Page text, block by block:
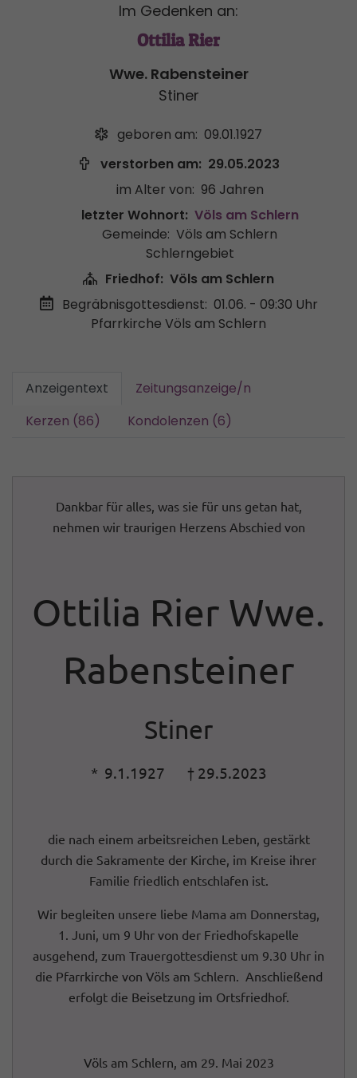
Im Gedenken an:
Ottilia Rier
Wwe. Rabensteiner
Stiner
geboren am: 09.01.1927
verstorben am: 29.05.2023
im Alter von: 96 Jahren
letzter Wohnort: Völs am Schlern
Gemeinde: Völs am Schlern
Schlerngebiet
Friedhof: Völs am Schlern
Begräbnisgottesdienst: 01.06. - 09:30 Uhr
Pfarrkirche Völs am Schlern
Anzeigentext
Zeitungsanzeige/n
Kerzen (86)
Kondolenzen (6)
Dankbar für alles, was sie für uns getan hat,
nehmen wir traurigen Herzens Abschied von
Ottilia Rier Wwe.
Rabensteiner
Stiner
* 9.1.1927 † 29.5.2023
die nach einem arbeitsreichen Leben, gestärkt
durch die Sakramente der Kirche, im Kreise ihrer
Familie friedlich entschlafen ist.
Wir begleiten unsere liebe Mama am Donnerstag,
1. Juni, um 9 Uhr von der Friedhofskapelle
ausgehend, zum Trauergottesdienst um 9.30 Uhr in
die Pfarrkirche von Völs am Schlern. Anschließend
erfolgt die Beisetzung im Ortsfriedhof.
Völs am Schlern, am 29. Mai 2023